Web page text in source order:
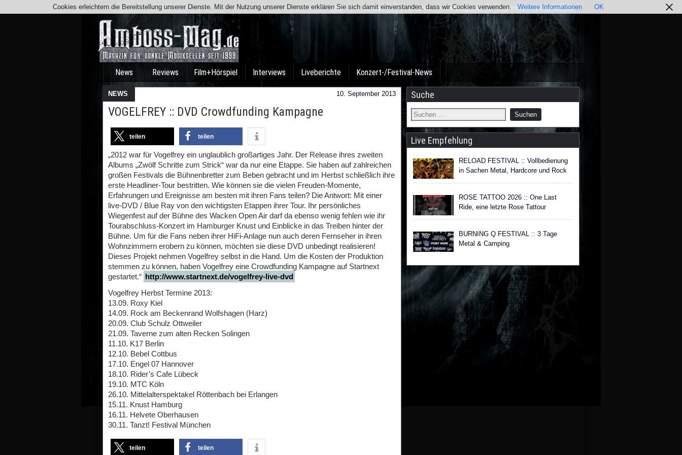
Team Kontakt Facebook Instagram Impressum / Datenschutz
News Reviews Film+Hörspiel Interviews Liveberichte Konzert-/Festival-News
NEWS 10. September 2013
VOGELFREY :: DVD Crowdfunding Kampagne
teilen teilen
„2012 war für Vogelfrey ein unglaublich großartiges Jahr. Der Release ihres zweiten
Albums „Zwölf Schritte zum Strick“ war da nur eine Etappe. Sie haben auf zahlreichen
großen Festivals die Bühnenbretter zum Beben gebracht und im Herbst schließlich ihre
erste Headliner-Tour bestritten. Wie können sie die vielen Freuden-Momente,
Erfahrungen und Ereignisse am besten mit ihren Fans teilen? Die Antwort: Mit einer
live-DVD / Blue Ray von den wichtigsten Etappen ihrer Tour. Ihr persönliches
Wiegenfest auf der Bühne des Wacken Open Air darf da ebenso wenig fehlen wie ihr
Tourabschluss-Konzert im Hamburger Knust und Einblicke in das Treiben hinter der
Bühne. Um für die Fans neben ihrer HiFi-Anlage nun auch deren Fernseher in ihren
Wohnzimmern erobern zu können, möchten sie diese DVD unbedingt realisieren!
Dieses Projekt nehmen Vogelfrey selbst in die Hand. Um die Kosten der Produktion
stemmen zu können, haben Vogelfrey eine Crowdfunding Kampagne auf Startnext
gestartet.“ http://www.startnext.de/vogelfrey-live-dvd
Vogelfrey Herbst Termine 2013:
13.09. Roxy Kiel
14.09. Rock am Beckenrand Wolfshagen (Harz)
20.09. Club Schulz Ottweiler
21.09. Taverne zum alten Recken Solingen
11.10. K17 Berlin
12.10. Bebel Cottbus
17.10. Engel 07 Hannover
18.10. Rider’s Cafe Lübeck
19.10. MTC Köln
26.10. Mittelalterspektakel Röttenbach bei Erlangen
15.11. Knust Hamburg
16.11. Helvete Oberhausen
30.11. Tanzt! Festival München
teilen teilen
Suche
Live Empfehlung
RELOAD FESTIVAL :: Vollbedienung
in Sachen Metal, Hardcore und Rock
ROSE TATTOO 2026 :: One Last
Ride, eine letzte Rose Tattour
BURNING Q FESTIVAL :: 3 Tage
Metal & Camping
Cookies erleichtern die Bereitstellung unserer Dienste. Mit der Nutzung unserer Dienste erklären Sie sich damit einverstanden, dass wir Cookies verwenden. Weitere Informationen OK